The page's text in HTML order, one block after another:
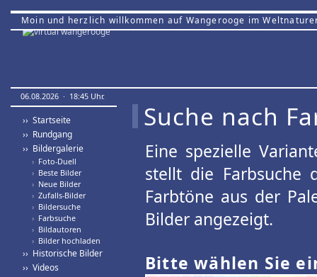
Moin und herzlich willkommen auf Wangerooge im
06.08.2026 · 18:45 Uhr.
›› Startseite
›› Rundgang
›› Bildergalerie
› Foto-Duell
› Beste Bilder
› Neue Bilder
› Zufalls-Bilder
› Bildersuche
› Farbsuche
› Bildautoren
› Bilder hochladen
›› Historische Bilder
›› Videos
Suche nach
Eine spezielle
stellt die Farbsuche
Farbtöne aus der
Bilder angezeigt.
Bitte wählen Sie